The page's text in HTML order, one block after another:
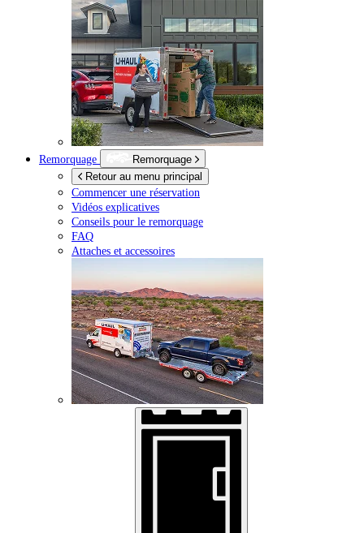
Remorquage
Remorquage
Retour au menu principal
Commencer une réservation
Vidéos explicatives
Conseils pour le remorquage
FAQ
Attaches et accessoires